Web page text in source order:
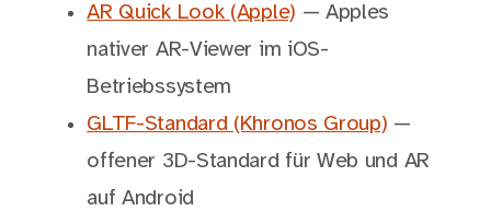
AR Quick Look (Apple) — Apples
nativer AR-Viewer im iOS-
Betriebssystem
GLTF-Standard (Khronos Group) —
offener 3D-Standard für Web und AR
auf Android